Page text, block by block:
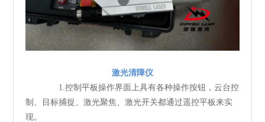
激光清障仪
1.控制平板操作界面上具有各种操作按钮，云台控
制、目标捕捉、激光聚焦、激光开关都通过遥控平板来实
现。